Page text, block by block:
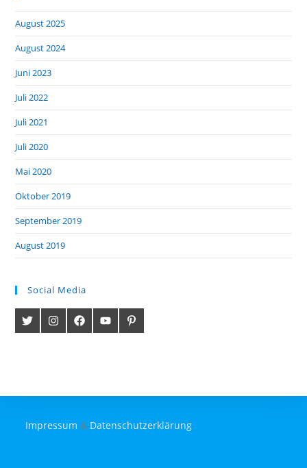
August 2025
August 2024
Juni 2023
Juli 2022
Juli 2021
Juli 2020
Mai 2020
Oktober 2019
September 2019
August 2019
Social Media
Impressum & Datenschutzerklärung